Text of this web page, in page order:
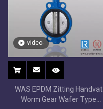
video-
WAS EPDM Zitting Handvat
Worm Gear Wafer Type